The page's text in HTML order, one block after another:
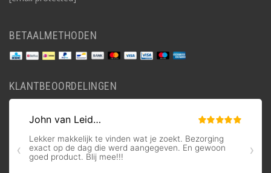
BETAALMETHODEN
KLANTBEOORDELINGEN